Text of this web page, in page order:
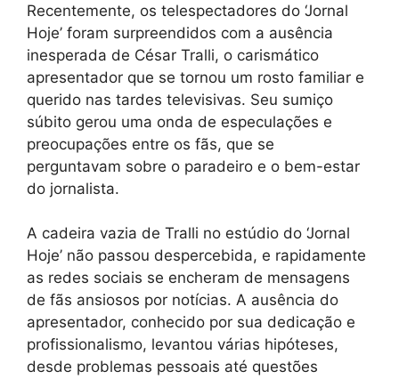
Recentemente, os telespectadores do ‘Jornal
Hoje’ foram surpreendidos com a ausência
inesperada de César Tralli, o carismático
apresentador que se tornou um rosto familiar e
querido nas tardes televisivas. Seu sumiço
súbito gerou uma onda de especulações e
preocupações entre os fãs, que se
perguntavam sobre o paradeiro e o bem-estar
do jornalista.
A cadeira vazia de Tralli no estúdio do ‘Jornal
Hoje’ não passou despercebida, e rapidamente
as redes sociais se encheram de mensagens
de fãs ansiosos por notícias. A ausência do
apresentador, conhecido por sua dedicação e
profissionalismo, levantou várias hipóteses,
desde problemas pessoais até questões